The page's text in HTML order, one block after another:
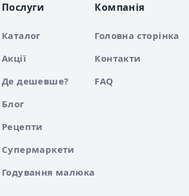
Послуги
Каталог
Акції
Де дешевше?
Блог
Рецепти
Супермаркети
Годування малюка
Компанія
Головна сторінка
Контакти
FAQ